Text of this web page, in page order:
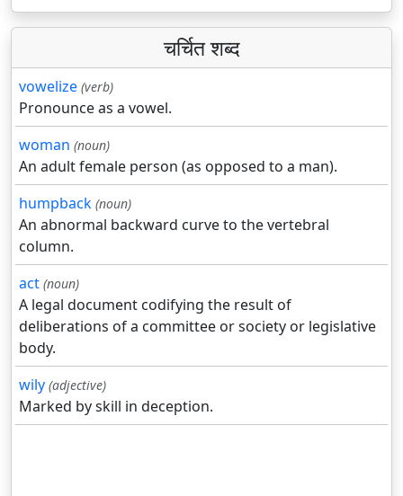
चर्चित शब्द
vowelize (verb)
Pronounce as a vowel.
woman (noun)
An adult female person (as opposed to a man).
humpback (noun)
An abnormal backward curve to the vertebral
column.
act (noun)
A legal document codifying the result of
deliberations of a committee or society or legislative
body.
wily (adjective)
Marked by skill in deception.